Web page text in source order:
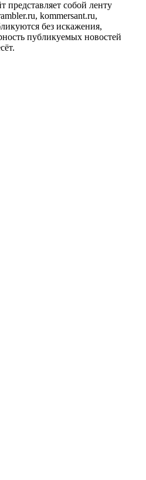
представляет собой ленту
kommersant.ru,
без искажения,
публикуемых новостей